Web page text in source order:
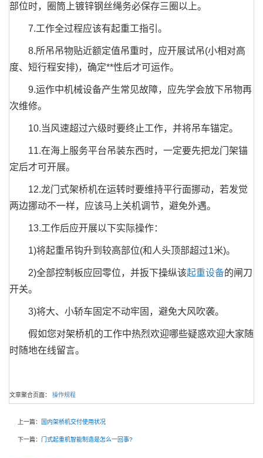
部位时，圈筒上镀锌钢丝绳务必保存三圈以上。
7.工作全过程应该有起重工指引。
8.所吊吊物贴近额定值吊重时，应开展试吊(小相对高
度、短行程安排)，确定**性后才可运作。
9.运作中机械设备产生常见故障，应先学会放下吊物再
次维修。
10.当风速超过六级时要终止工作，并将吊车锚定。
11.在海上服务平台吊装东西时，一定要先把龙门架锚
定后才可开展。
12.龙门式架桥机在运转时要维持平行面挪动，若发觉
两边挪动不一样，应该马上关机调节，避免外遇。
13.工作后应开展以下实际操作：
1)将起重吊钩升到较高部位(和人头顶部超过1米)。
2)全部控制板应回零位，并扳下操纵该起重设备的闸刀
开关。
3)将大、小轿车固定不动牢固，避免大风吹袭。
假如您对架桥机的工作中热烈欢迎哪些疑惑欢迎大家随
时随地在线留言。
文章聚合页面： 操作规程
上一篇： 国内架桥机交付使用状况
下一篇： 门式起重机智能制造是怎么一回事?